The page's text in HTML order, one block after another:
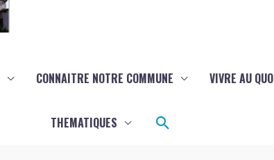
CONNAITRE NOTRE COMMUNE VIVRE AU
THEMATIQUES Rechercher